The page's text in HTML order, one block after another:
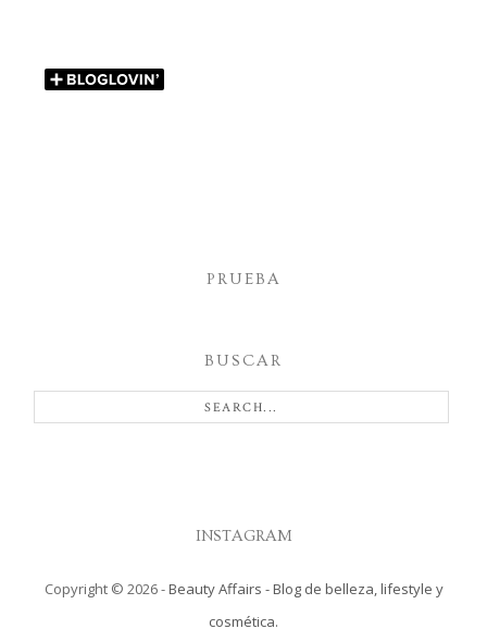
PRUEBA
BUSCAR
INSTAGRAM
Copyright © 2026-Beauty Affairs - Blog de belleza, lifestyle y
cosmética.